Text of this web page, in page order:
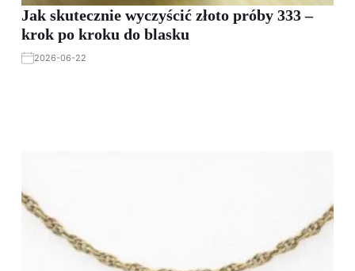
Jak skutecznie wyczyścić złoto próby 333 –
krok po kroku do blasku
2026-06-22